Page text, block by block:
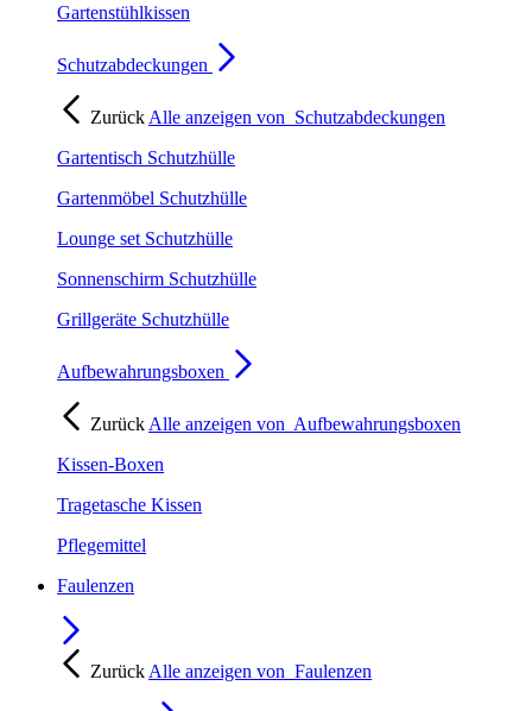
Gartenstühlkissen
Schutzabdeckungen
Zurück Alle anzeigen von Schutzabdeckungen
Gartentisch Schutzhülle
Gartenmöbel Schutzhülle
Lounge set Schutzhülle
Sonnenschirm Schutzhülle
Grillgeräte Schutzhülle
Aufbewahrungsboxen
Zurück Alle anzeigen von Aufbewahrungsboxen
Kissen-Boxen
Tragetasche Kissen
Pflegemittel
Faulenzen
Zurück Alle anzeigen von Faulenzen